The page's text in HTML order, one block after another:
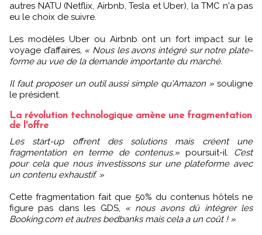
autres NATU (Netflix, Airbnb, Tesla et Uber), la TMC n'a pas
eu le choix de suivre.
Les modèles Uber ou Airbnb ont un fort impact sur le
voyage d’affaires, « Nous les avons intégré sur notre plate-
forme au vue de la demande importante du marché.
Il faut proposer un outil aussi simple qu'Amazon » souligne
le président.
La révolution technologique amène une fragmentation
de l'offre
Les start-up offrent des solutions mais créent une
fragmentation en terme de contenus.» poursuit-il. C’est
pour cela que nous investissons sur une plateforme avec
un contenu exhaustif. »
Cette fragmentation fait que 50% du contenus hôtels ne
figure pas dans les GDS, « nous avons dû intégrer les
Booking.com et autres bedbanks mais cela a un coût ! »